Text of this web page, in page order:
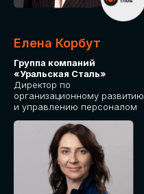
Елена Корбут
Группа компаний
«Уральская Сталь»
Директор по
организационному развитию
и управлению персоналом
СТАТЬ
СПИКЕРОМ
IT Solutions for Business